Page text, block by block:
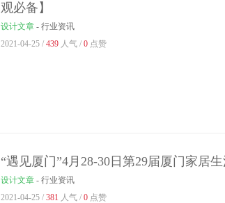
观必备】
设计文章 - 行业资讯
2021-04-25 / 439 人气 / 0 点赞
“遇见厦门”4月28-30日第29届厦门家居
设计文章 - 行业资讯
2021-04-25 / 381 人气 / 0 点赞